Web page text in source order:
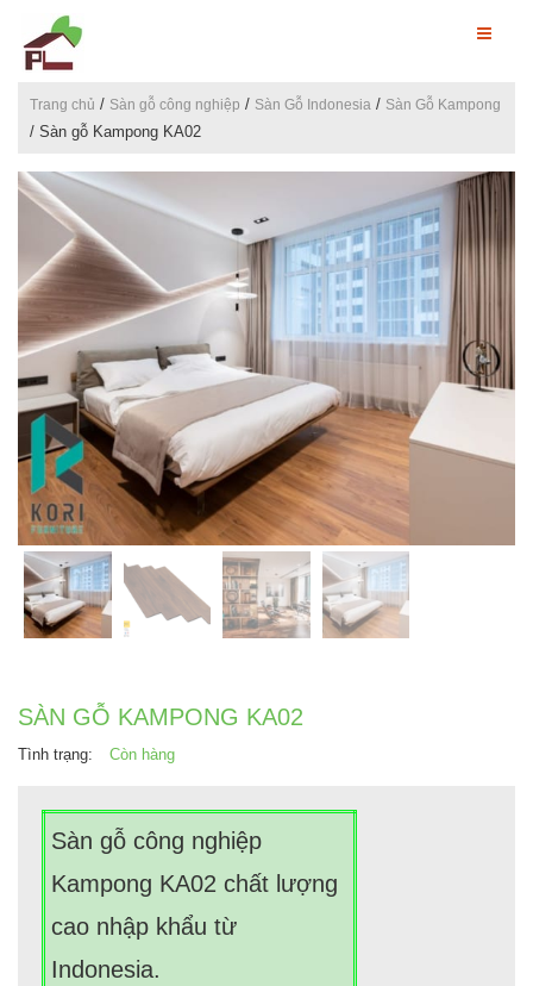
Trang chủ / Sàn gỗ công nghiệp / Sàn Gỗ Indonesia / Sàn Gỗ Kampong
/ Sàn gỗ Kampong KA02
SÀN GỖ KAMPONG KA02
Tình trạng: Còn hàng
Sàn gỗ công nghiệp
Kampong KA02 chất lượng
cao nhập khẩu từ
Indonesia.